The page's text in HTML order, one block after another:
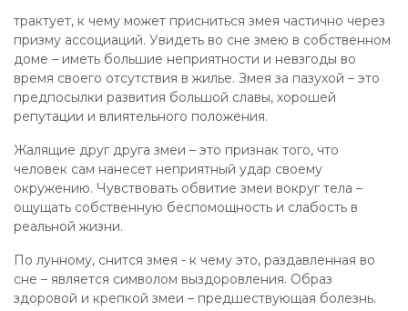
трактует, к чему может присниться змея частично через
призму ассоциаций. Увидеть во сне змею в собственном
доме – иметь большие неприятности и невзгоды во
время своего отсутствия в жилье. Змея за пазухой – это
предпосылки развития большой славы, хорошей
репутации и влиятельного положения.
Жалящие друг друга змеи – это признак того, что
человек сам нанесет неприятный удар своему
окружению. Чувствовать обвитие змеи вокруг тела –
ощущать собственную беспомощность и слабость в
реальной жизни.
По лунному, снится змея - к чему это, раздавленная во
сне – является символом выздоровления. Образ
здоровой и крепкой змеи – предшествующая болезнь.